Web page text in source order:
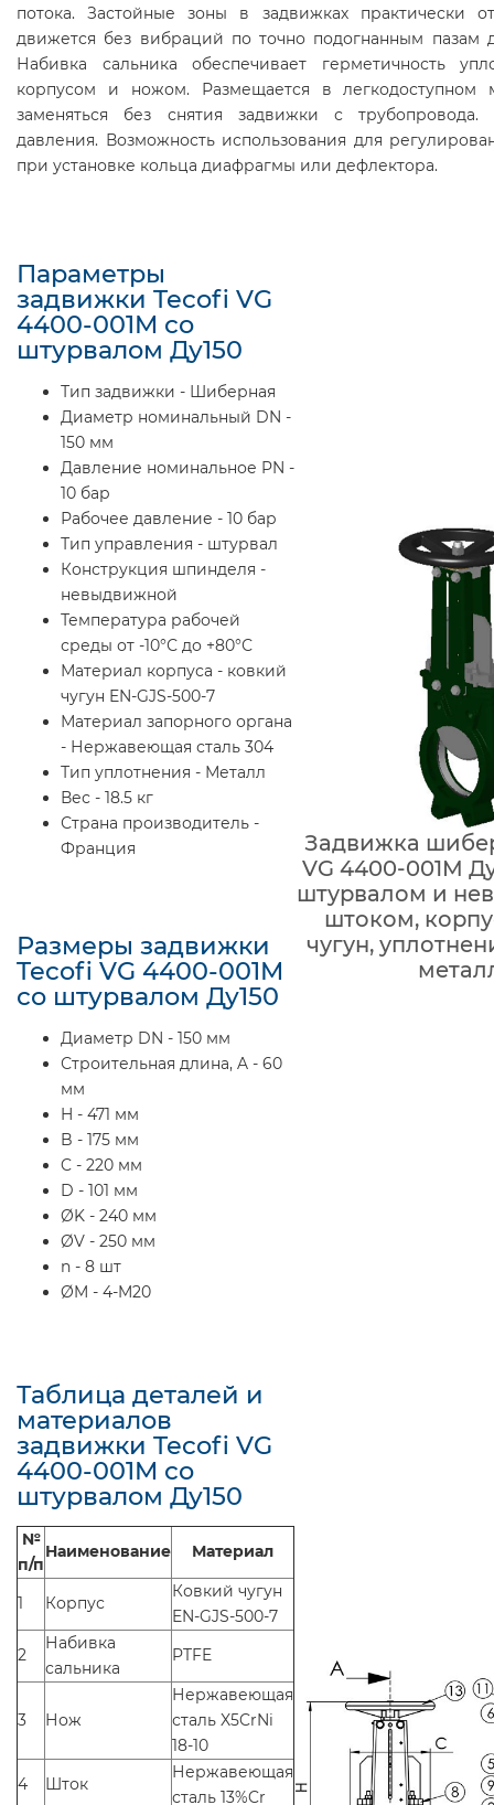
потока. Застойные зоны в задвижках практически
движется без вибраций по точно подогнанным пазам
Набивка сальника обеспечивает герметичность
корпусом и ножом. Размещается в
заменяться без снятия задвижки с
давления. Возможность использования для
при установке кольца диафрагмы или дефлектора.
Параметры
задвижки Tecofi VG
4400-001M со
штурвалом Ду150
Тип задвижки - Шиберная
Диаметр номинальный DN -
150 мм
Давление номинальное PN -
10 бар
Рабочее давление - 10 бар
Тип управления - штурвал
Конструкция шпинделя -
невыдвижной
Температура рабочей
среды от -10°С до +80°С
Материал корпуса - ковкий
чугун EN-GJS-500-7
Материал запорного органа
- Нержавеющая сталь 304
Тип уплотнения - Металл
Вес - 18.5 кг
Страна производитель -
Франция
Размеры задвижки
Tecofi VG 4400-001M
со штурвалом Ду150
Диаметр DN - 150 мм
Строительная длина, A - 60
мм
H - 471 мм
B - 175 мм
C - 220 мм
D - 101 мм
ØK - 240 мм
ØV - 250 мм
n - 8 шт
ØM - 4-M20
Задвижка
VG 4400-001M
штурвалом и
штоком,
чугун,
Таблица деталей и
материалов
задвижки Tecofi VG
4400-001M со
штурвалом Ду150
№
п/п
Наименование Материал
1 Корпус
Ковкий чугун
EN-GJS-500-7
2
Набивка
сальника
PTFE
3 Нож
Нержавеющая
сталь X5CrNi
18-10
4
Шток
Нержавеющая
сталь 13%Cr